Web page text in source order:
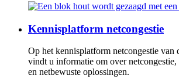
Kennisplatform netcongestie
Op het kennisplatform netcongestie van
vindt u informatie om over
en netbewuste oplossingen.